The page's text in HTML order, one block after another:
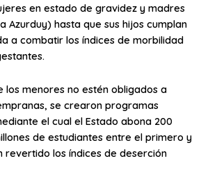
en estado de gravidez y madres
Azurduy) hasta que sus hijos cumplan
a combatir los índices de morbilidad
los menores no estén obligados a
se crearon programas
el cual el Estado abona 200
de estudiantes entre el primero y
revertido los índices de deserción